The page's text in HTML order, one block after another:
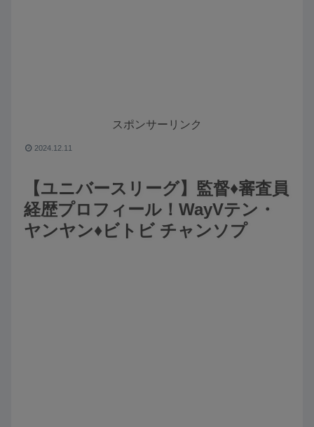
【ユニバースリーグ】監督♦️審査員
経歴プロフィール！WayVテン・
ヤンヤン♦️ビトビ チャンソプ
スポンサーリンク
2024.12.11